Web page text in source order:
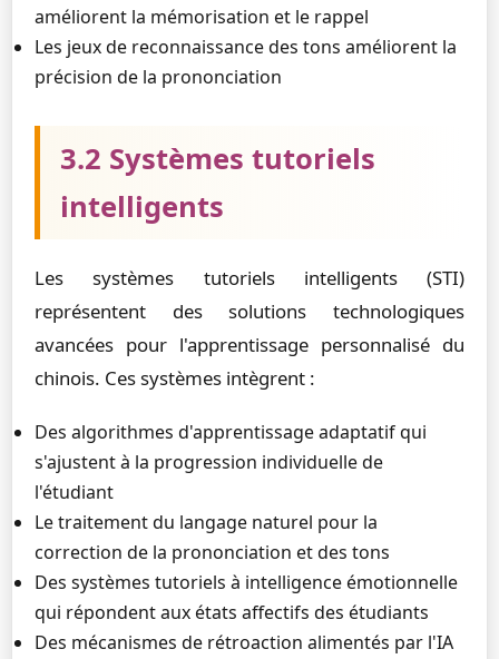
améliorent la mémorisation et le rappel
Les jeux de reconnaissance des tons améliorent la
précision de la prononciation
3.2 Systèmes tutoriels
intelligents
Les systèmes tutoriels intelligents (STI)
représentent des solutions technologiques
avancées pour l'apprentissage personnalisé du
chinois. Ces systèmes intègrent :
Des algorithmes d'apprentissage adaptatif qui
s'ajustent à la progression individuelle de
l'étudiant
Le traitement du langage naturel pour la
correction de la prononciation et des tons
Des systèmes tutoriels à intelligence émotionnelle
qui répondent aux états affectifs des étudiants
Des mécanismes de rétroaction alimentés par l'IA